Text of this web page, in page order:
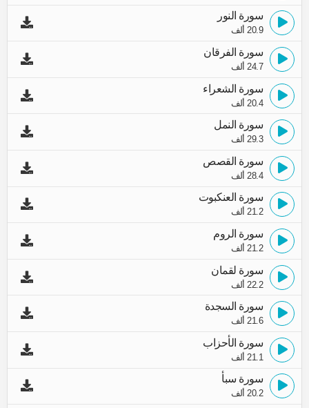
سورة النور
20.9 ألف
سورة الفرقان
24.7 ألف
سورة الشعراء
20.4 ألف
سورة النمل
29.3 ألف
سورة القصص
28.4 ألف
سورة العنكبوت
21.2 ألف
سورة الروم
21.2 ألف
سورة لقمان
22.2 ألف
سورة السجدة
21.6 ألف
سورة الأحزاب
21.1 ألف
سورة سبأ
20.2 ألف